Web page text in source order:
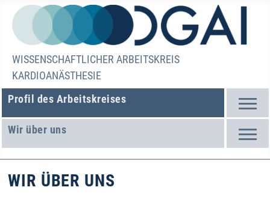
WISSENSCHAFTLICHER ARBEITSKREIS
KARDIOANÄSTHESIE
Profil des Arbeitskreises
Wir über uns
WIR ÜBER UNS